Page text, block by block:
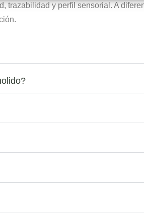
trazabilidad y perfil sensorial. A